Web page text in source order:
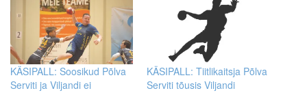
KÄSIPALL: Soosikud Põlva
Serviti ja Viljandi ei
KÄSIPALL: Tiitlikaitsja Põlva
Serviti tõusis Viljandi